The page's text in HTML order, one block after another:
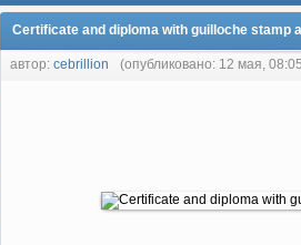
Certificate and diploma with guilloche stamp
автор: cebrillion (опубликовано: 12 мая,